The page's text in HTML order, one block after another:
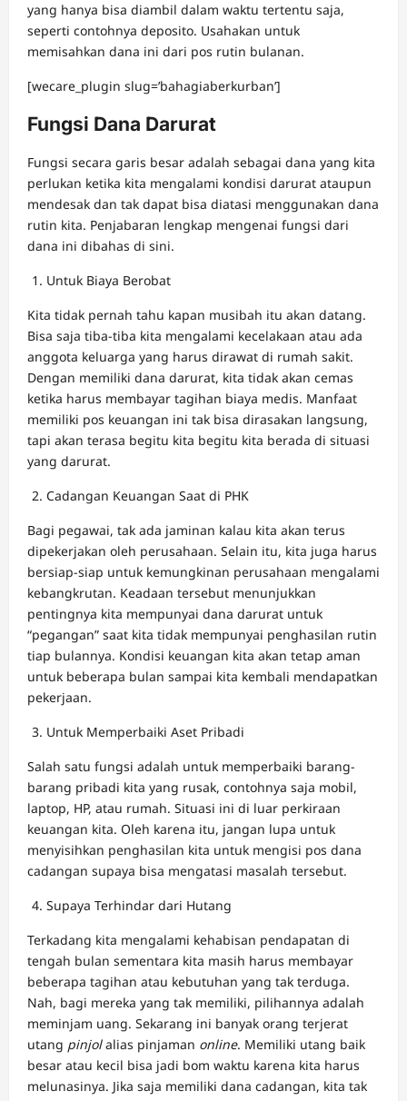
yang hanya bisa diambil dalam waktu tertentu saja,
seperti contohnya deposito. Usahakan untuk
memisahkan dana ini dari pos rutin bulanan.
[wecare_plugin slug=’bahagiaberkurban’]
Fungsi Dana Darurat
Fungsi secara garis besar adalah sebagai dana yang kita
perlukan ketika kita mengalami kondisi darurat ataupun
mendesak dan tak dapat bisa diatasi menggunakan dana
rutin kita. Penjabaran lengkap mengenai fungsi dari
dana ini dibahas di sini.
Untuk Biaya Berobat
Kita tidak pernah tahu kapan musibah itu akan datang.
Bisa saja tiba-tiba kita mengalami kecelakaan atau ada
anggota keluarga yang harus dirawat di rumah sakit.
Dengan memiliki dana darurat, kita tidak akan cemas
ketika harus membayar tagihan biaya medis. Manfaat
memiliki pos keuangan ini tak bisa dirasakan langsung,
tapi akan terasa begitu kita begitu kita berada di situasi
yang darurat.
Cadangan Keuangan Saat di PHK
Bagi pegawai, tak ada jaminan kalau kita akan terus
dipekerjakan oleh perusahaan. Selain itu, kita juga harus
bersiap-siap untuk kemungkinan perusahaan mengalami
kebangkrutan. Keadaan tersebut menunjukkan
pentingnya kita mempunyai dana darurat untuk
“pegangan” saat kita tidak mempunyai penghasilan rutin
tiap bulannya. Kondisi keuangan kita akan tetap aman
untuk beberapa bulan sampai kita kembali mendapatkan
pekerjaan.
Untuk Memperbaiki Aset Pribadi
Salah satu fungsi adalah untuk memperbaiki barang-
barang pribadi kita yang rusak, contohnya saja mobil,
laptop, HP, atau rumah. Situasi ini di luar perkiraan
keuangan kita. Oleh karena itu, jangan lupa untuk
menyisihkan penghasilan kita untuk mengisi pos dana
cadangan supaya bisa mengatasi masalah tersebut.
Supaya Terhindar dari Hutang
Terkadang kita mengalami kehabisan pendapatan di
tengah bulan sementara kita masih harus membayar
beberapa tagihan atau kebutuhan yang tak terduga.
Nah, bagi mereka yang tak memiliki, pilihannya adalah
meminjam uang. Sekarang ini banyak orang terjerat
utang pinjolalias pinjaman online. Memiliki utang baik
besar atau kecil bisa jadi bom waktu karena kita harus
melunasinya. Jika saja memiliki dana cadangan, kita tak